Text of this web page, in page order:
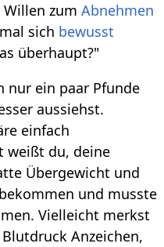
Willen zumAbnehmen
sich bewusst
überhaupt?"
nur ein paar Pfunde
aussiehst.
einfach
weißt du, deine
Übergewicht und
bekommen und musste
Vielleicht merkst
Anzeichen,